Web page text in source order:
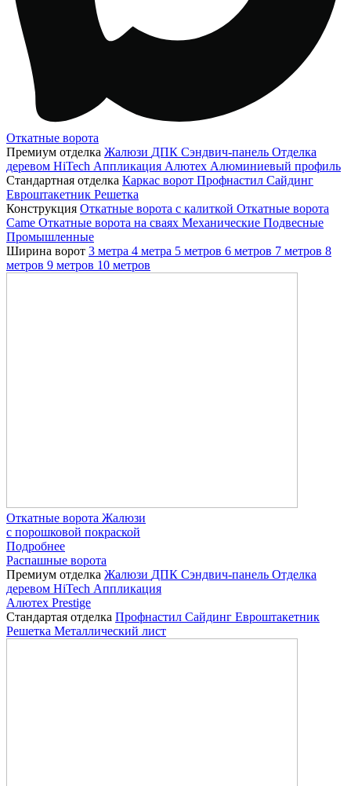
Откатные ворота
Премиум отделка Жалюзи ДПК Сэндвич-панель Отделка
деревом HiTech Аппликация Алютех Алюминиевый профиль
Стандартная отделка Каркас ворот Профнастил Сайдинг
Евроштакетник Решетка
Конструкция Откатные ворота с калиткой Откатные ворота
Came Откатные ворота на сваях Механические Подвесные
Промышленные
Ширина ворот 3 метра 4 метра 5 метров 6 метров 7 метров 8
метров 9 метров 10 метров
Откатные ворота Жалюзи
с порошковой покраской
Подробнее
Распашные ворота
Премиум отделка Жалюзи ДПК Сэндвич-панель Отделка
деревом HiTech Аппликация
Алютех Prestige
Стандартая отделка Профнастил Сайдинг Евроштакетник
Решетка Металлический лист